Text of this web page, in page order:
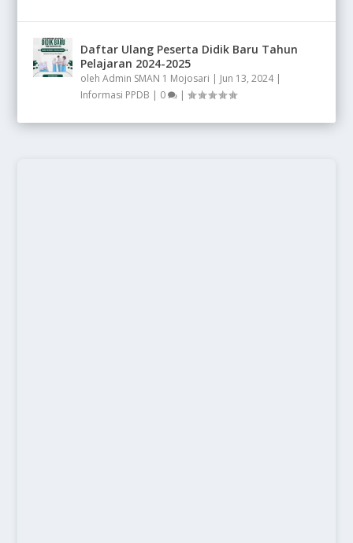
Daftar Ulang Peserta Didik Baru Tahun
Pelajaran 2024-2025
olehAdmin SMAN 1 Mojosari | Jun 13, 2024|
Informasi PPDB | 0 |